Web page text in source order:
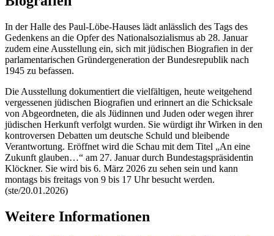
In der Halle des Paul-Löbe-Hauses lädt anlässlich des Tags des
Gedenkens an die Opfer des Nationalsozialismus ab 28. Januar
zudem eine Ausstellung ein, sich mit jüdischen Biografien in der
parlamentarischen Gründergeneration der Bundesrepublik nach
1945 zu befassen.
Die Ausstellung dokumentiert die vielfältigen, heute weitgehend
vergessenen jüdischen Biografien und erinnert an die Schicksale
von Abgeordneten, die als Jüdinnen und Juden oder wegen ihrer
jüdischen Herkunft verfolgt wurden. Sie würdigt ihr Wirken in den
kontroversen Debatten um deutsche Schuld und bleibende
Verantwortung. Eröffnet wird die Schau mit dem Titel „An eine
Zukunft glauben…“ am 27. Januar durch Bundestagspräsidentin
Klöckner. Sie wird bis 6. März 2026 zu sehen sein und kann
montags bis freitags von 9 bis 17 Uhr besucht werden.
(ste/20.01.2026)
Weitere Informationen